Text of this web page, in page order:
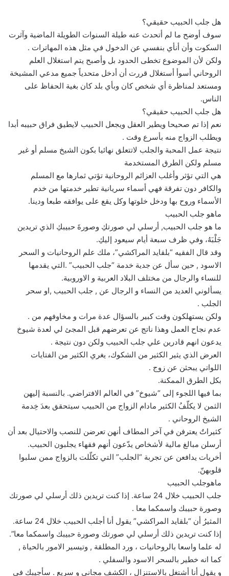
هل جلب الحبيب حقيقي؟
سوف أوضح ما لم أتحدث عنه طيلة السنوات الطويلة الماضية وآثرت
السكوت وأن أنأي بنفسي عن الدخول في مثل هذه المهاترات .
ولكن لأن الموضوع تخطى الحدود بل وأصبح يتم استغلال العلم
الروحاني أسوأ أستغلال قررت أن أدخل متحدياً جميع مدعي المشيخة
ومستعد لمناظرة أي شخص كان وبأي بلد كان بغية الحفاظ على
الناس.
هل جلب الحبيب حقيقي؟
نعم إذا تم صحيحا ويطير العقل ويجعل الحبيب لايطيق فراق حبيبه أبدا
ويطلب الزواج منه بأسرع وقت .
نتيجة عمل المحبة والجلب لاتتعلق نهائيا بكون الشيخ مسلم أو غير
مسلم ولكن الطرق المستخدمة
هي التي تؤثر وأغلب العزائم الروحانية تؤتي ثمارها مع المسلم
والكافر دون تفرقة فهي أسماء سريانية تطير خدمتها من خدم
الأسماء وروح بها ودخل خلوتها وكل يقع على يوافقه طبعا ودينا.
ماهو جلب الحبيب
ما هو جلب الحبيب, أرسلي لي صورتكِ وصورةَ حبيبكِ الذي تريدين
جَلْبَهُ، وفي ظرف سبعة أيام سيعود إليكِ.
وقد قال الفقيه “بلقايد المراكشي”، ملك علم الروحانيات و السحر
الاسود , حين سأل عن جدية خدمة “جلب الحبيب” .التي يقدمها
للنساء والرجال من مختلف البلاد العربية و الاوروبية.
يسألوني العديد من النساء و الرجال عن , جلب الحبيب ,او سحر
الجلب .
ولكن يستهلكون وقت كبير بالسؤال عدة مرات و مخاوفهم من .
عدم نجاح العمل وهذا ناتج عن تعرضهم قبل المجئ لي لعدة شيوخ
يدعون انهم قادرين علي جلب الحبيب ولكن دون نتيجة .
العرض الذي يثير الكثير من الشكوك، يغري الكثير من الفتايات
اللواتي يبحثن عن زوج .
بكل الطرق الممكنة.
بما فيها اللجوء إلى “شيوخ” في العالم الافتراضي. بالنسبة إليهن
الثمن لا يكلّفُ الكثير مادام الزواج من الحبيب سيتحقق بعدَ خِدمة
الشيخ الروحاني .
كثيراتٌ يعترفن في آخر المطاف أنهن تعرضن للنصب والاحتيال بعد أن
أرسلن مبالغ مالية لأشخاص يدّعون أنهم فقهاء يجلبون الحبيب.
أخريات يدافعن عن تجربة “الجلب” التي تكلّلت بالزواج ممن سلبوا
قلوبهنّ.
ماهوجلب الحبيب
جلب الحبيب خلال 24 ساعة. إذا كنت تريدين ذلك أرسلي لي صورتك
وصورة حبيبك واسمكما معا .
المثيرُ أن “بلقايد المراكشي” يقول أنا أجلب الحبيب خلال 24 ساعة.
إذا كنت تريدين ذلك أرسلي لي صورتك وصورة حبيبك واسمكما معا”.
له علما واسعا بالروحانيات ، ورد المطلقة , وتيسير الامور بالحياة ,
كما انه خطير بالسحر الاسود والسفلي .
و يقول أنا أشتغل بالاستنزال ، الكشف مجاني و سريع . سأجيبك في